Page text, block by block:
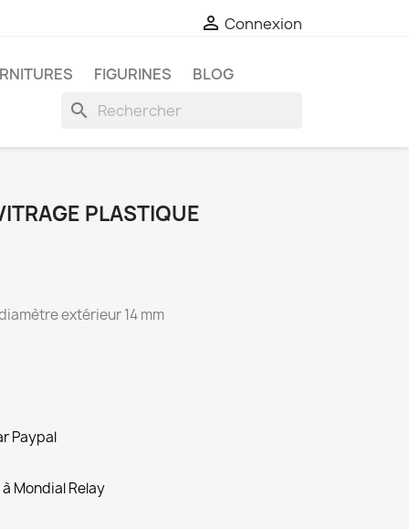
 Connexion
FIGURINES BLOG
search
PLASTIQUE
extérieur 14 mm
Paypal
Mondial Relay